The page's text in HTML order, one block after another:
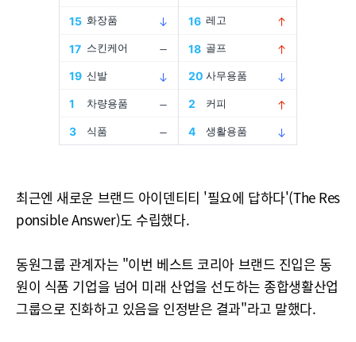
최근엔 새로운 브랜드 아이덴티티 '필요에 답하다'(The Res
ponsible Answer)도 수립했다.
동원그룹 관계자는 "이번 베스트 코리아 브랜드 진입은 동
원이 식품 기업을 넘어 미래 산업을 선도하는 종합생활산업
그룹으로 진화하고 있음을 인정받은 결과"라고 말했다.